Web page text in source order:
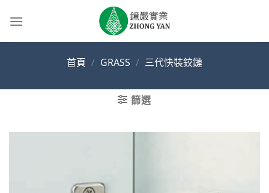
首頁 / GRASS / 三代快裝鉸鏈
篩選